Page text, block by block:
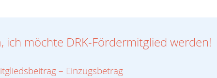
ich möchte DRK-Fördermitglied werden!
– Einzugsbetrag